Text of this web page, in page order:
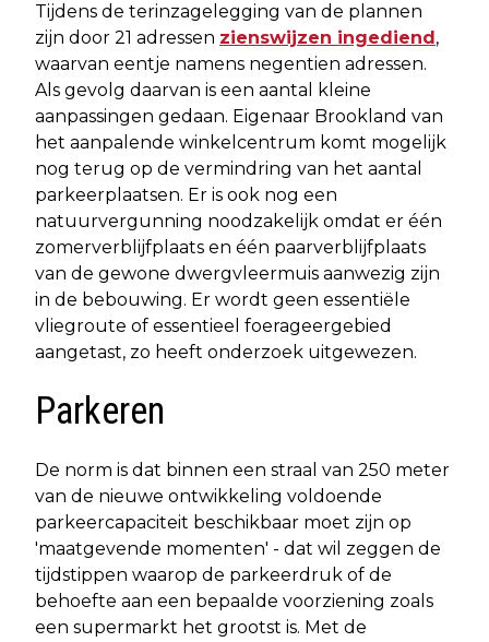
Tijdens de terinzagelegging van de plannen
zijn door 21 adressen zienswijzen ingediend ,
waarvan eentje namens negentien adressen.
Als gevolg daarvan is een aantal kleine
aanpassingen gedaan. Eigenaar Brookland van
het aanpalende winkelcentrum komt mogelijk
nog terug op de vermindring van het aantal
parkeerplaatsen. Er is ook nog een
natuurvergunning noodzakelijk omdat er één
zomerverblijfplaats en één paarverblijfplaats
van de gewone dwergvleermuis aanwezig zijn
in de bebouwing. Er wordt geen essentiële
vliegroute of essentieel foerageergebied
aangetast, zo heeft onderzoek uitgewezen.
Parkeren
De norm is dat binnen een straal van 250 meter
van de nieuwe ontwikkeling voldoende
parkeercapaciteit beschikbaar moet zijn op
'maatgevende momenten' - dat wil zeggen de
tijdstippen waarop de parkeerdruk of de
behoefte aan een bepaalde voorziening zoals
een supermarkt het grootst is. Met de